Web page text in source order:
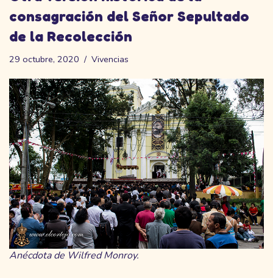
consagración del Señor Sepultado
de la Recolección
29 octubre, 2020 Vivencias
Anécdota de Wilfred Monroy.